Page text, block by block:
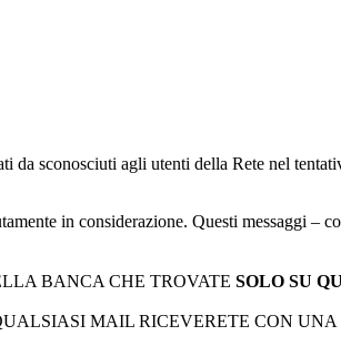
sconosciuti agli utenti della Rete nel
in considerazione. Questi messaggi –
BANCA CHE TROVATE SOLO SU
MAIL RICEVERETE CON UNA